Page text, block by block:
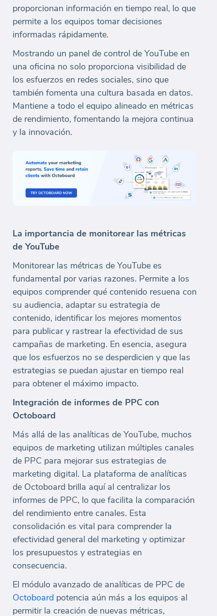
proporcionan información en tiempo real, lo que
permite a los equipos tomar decisiones
informadas rápidamente.
Mostrando un panel de control de YouTube en
una oficina no solo proporciona visibilidad de
los esfuerzos en redes sociales, sino que
también fomenta una cultura basada en datos.
Mantiene a todo el equipo alineado en métricas
de rendimiento, fomentando la mejora continua
y la innovación.
La importancia de monitorear las métricas
de YouTube
Monitorear las métricas de YouTube es
fundamental por varias razones. Permite a los
equipos comprender qué contenido resuena con
su audiencia, adaptar su estrategia de
contenido, identificar los mejores momentos
para publicar y rastrear la efectividad de sus
campañas de marketing. En esencia, asegura
que los esfuerzos no se desperdicien y que las
estrategias se puedan ajustar en tiempo real
para obtener el máximo impacto.
Integración de informes de PPC con
Octoboard
Más allá de las analíticas de YouTube, muchos
equipos de marketing utilizan múltiples canales
de PPC para mejorar sus estrategias de
marketing digital. La plataforma de analíticas
de Octoboard brilla aquí al centralizar los
informes de PPC, lo que facilita la comparación
del rendimiento entre canales. Esta
consolidación es vital para comprender la
efectividad general del marketing y optimizar
los presupuestos y estrategias en
consecuencia.
El módulo avanzado de analíticas de PPC de
Octoboard potencia aún más a los equipos al
permitir la creación de nuevas métricas,